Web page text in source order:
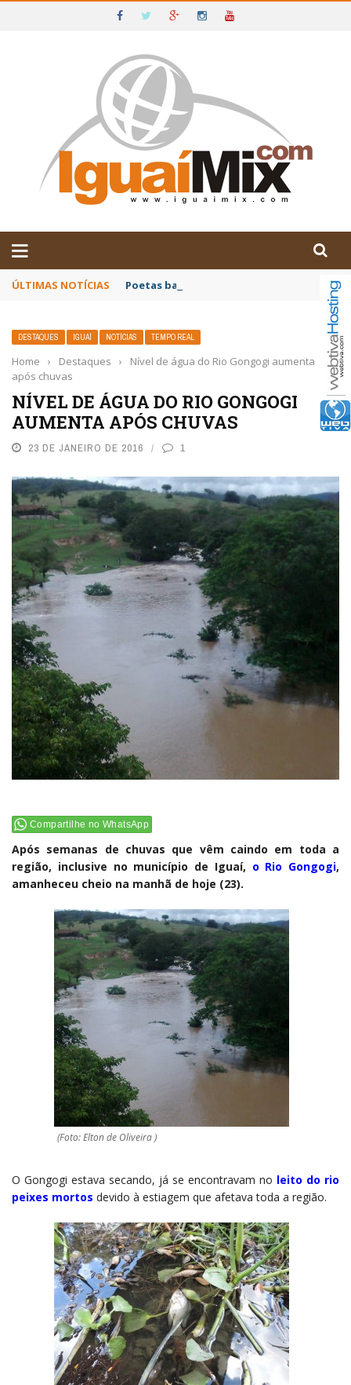
IGUAÍ E SUDOESTE DA BAHIA
ÚLTIMAS NOTÍCIAS Poetas baianos representam o Brasil no
DESTAQUES IGUAÍ NOTÍCIAS TEMPO REAL
Home › Destaques ›
Nível de água do Rio Gongogi aumenta
após chuvas
NÍVEL DE ÁGUA DO RIO GONGOGI
AUMENTA APÓS CHUVAS
23 DE JANEIRO DE 2016 1
Compartilhe no WhatsApp
Após semanas de chuvas que vêm caindo em toda a
região, inclusive no município de Iguaí, o Rio Gongogi,
amanheceu cheio na manhã de hoje (23).
(Foto: Elton de Oliveira )
O Gongogi estava secando, já se encontravam no leito do rio
peixes mortos devido à estiagem que afetava toda a região.